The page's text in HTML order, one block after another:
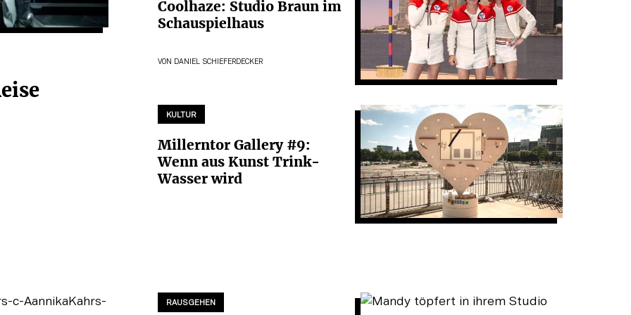
Coolhaze: Studio Braun im
Schauspielhaus
VON DANIEL SCHIEFERDECKER
KULTUR
Millerntor Gallery #9:
Wenn aus Kunst Trink-
Wasser wird
RAUSGEHEN